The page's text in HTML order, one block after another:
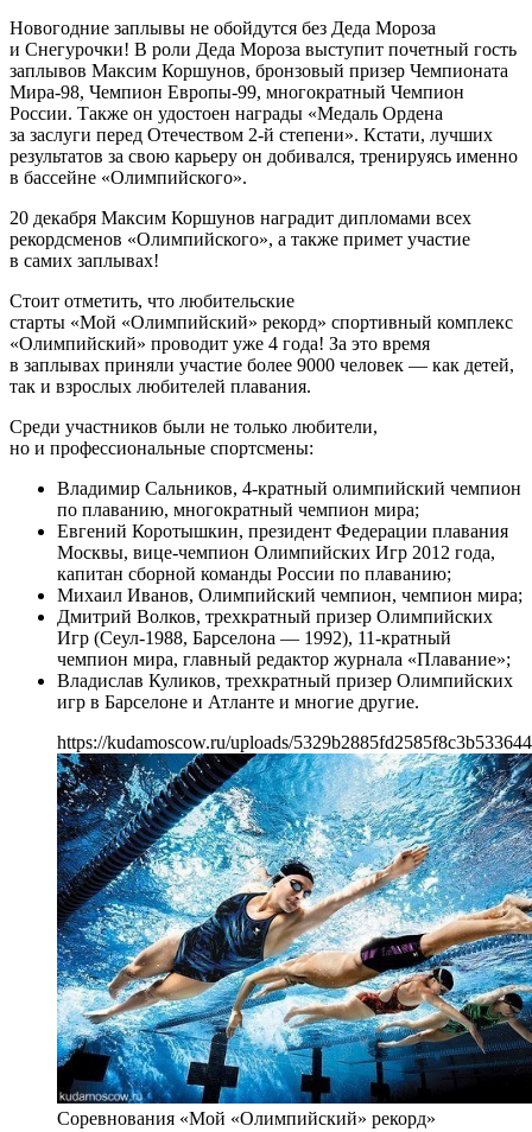
Новогодние заплывы не обойдутся без Деда Мороза
и Снегурочки! В роли Деда Мороза выступит почетный гость
заплывов Максим Коршунов, бронзовый призер Чемпионата
Мира-98, Чемпион Европы-99, многократный Чемпион
России. Также он удостоен награды «Медаль Ордена
за заслуги перед Отечеством 2-й степени». Кстати, лучших
результатов за свою карьеру он добивался, тренируясь именно
в бассейне «Олимпийского».
20 декабря Максим Коршунов наградит дипломами всех
рекордсменов «Олимпийского», а также примет участие
в самих заплывах!
Стоит отметить, что любительские
старты «Мой «Олимпийский» рекорд» спортивный комплекс
«Олимпийский» проводит уже 4 года! За это время
в заплывах приняли участие более 9000 человек — как детей,
так и взрослых любителей плавания.
Среди участников были не только любители,
но и профессиональные спортсмены:
Владимир Сальников, 4-кратный олимпийский чемпион
по плаванию, многократный чемпион мира;
Евгений Коротышкин, президент Федерации плавания
Москвы, вице-чемпион Олимпийских Игр 2012 года,
капитан сборной команды России по плаванию;
Михаил Иванов, Олимпийский чемпион, чемпион мира;
Дмитрий Волков, трехкратный призер Олимпийских
Игр (Сеул-1988, Барселона — 1992), 11-кратный
чемпион мира, главный редактор журнала «Плавание»;
Владислав Куликов, трехкратный призер Олимпийских
игр в Барселоне и Атланте и многие другие.
https://kudamoscow.ru/uploads/
Соревнования «Мой «Олимпийский» рекорд»